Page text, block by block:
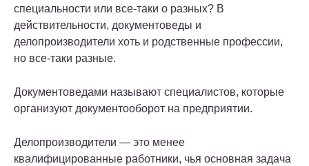
специальности или все-таки о разных? В
действительности, документоведы и
делопроизводители хоть и родственные профессии,
но все-таки разные.
Документоведами называют специалистов, которые
организуют документооборот на предприятии.
Делопроизводители — это менее
квалифицированные работники, чья основная задача